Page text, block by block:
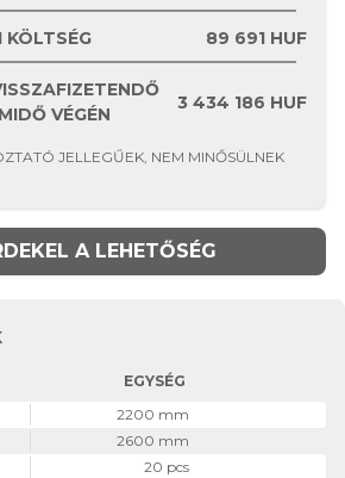
KÖLTSÉG 89 691 HUF
VÉGÉN
3 434 186 HUF
JELLEGŰEK, NEM MINŐSÜLNEK
A LEHETŐSÉG
EGYSÉG
2200 mm
2600 mm
20 pcs